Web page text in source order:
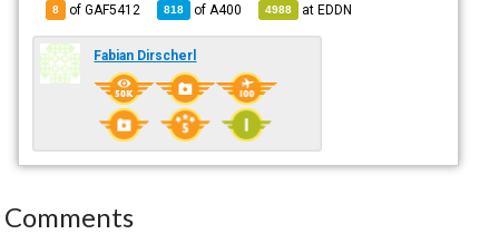
8 of GAF5412 818 of A400 4988 atEDDN
Fabian Dirscherl
Comments